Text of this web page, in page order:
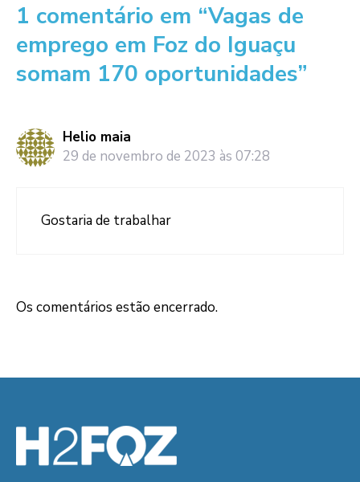
1 comentário em “Vagas de
emprego em Foz do Iguaçu
somam 170 oportunidades”
Helio maia
29 de novembro de 2023 às 07:28
Gostaria de trabalhar
Os comentários estão encerrado.